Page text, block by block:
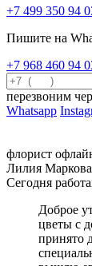
+7 499 350 94
Пишите на
+7 968 460 94
перезвоним
Whatsapp
флорист
Лилия Маркова
Сегодня
Доброе
цветы с
принято
Что значит
Как часто при
выбор букета
выбираете
выразить ваши
цветов
выразить
то сделайте
остановитесь
понравятся
пожелания!